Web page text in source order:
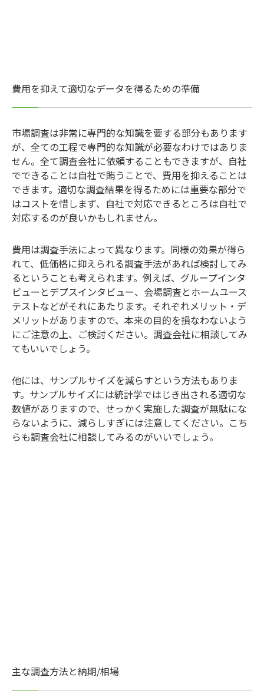
費用を抑えて適切なデータを得るための準備
市場調査は非常に専門的な知識を要する部分もあります
が、全ての工程で専門的な知識が必要なわけではありま
せん。全て調査会社に依頼することもできますが、自社
でできることは自社で賄うことで、費用を抑えることは
できます。適切な調査結果を得るためには重要な部分で
はコストを惜しまず、自社で対応できるところは自社で
対応するのが良いかもしれません。
費用は調査手法によって異なります。同様の効果が得ら
れて、低価格に抑えられる調査手法があれば検討してみ
るということも考えられます。例えば、グループインタ
ビューとデプスインタビュー、会場調査とホームユース
テストなどがそれにあたります。それぞれメリット・デ
メリットがありますので、本来の目的を損なわないよう
にご注意の上、ご検討ください。調査会社に相談してみ
てもいいでしょう。
他には、サンプルサイズを減らすという方法もありま
す。サンプルサイズには統計学ではじき出される適切な
数値がありますので、せっかく実施した調査が無駄にな
らないように、減らしすぎには注意してください。こち
らも調査会社に相談してみるのがいいでしょう。
主な調査方法と納期/相場